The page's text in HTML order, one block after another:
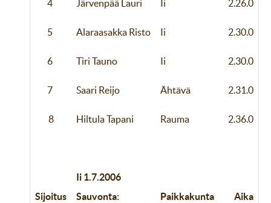
4 Järvenpää Lauri Ii 2.26.0
5 Alaraasakka Risto Ii 2.30.0
6 Tiri Tauno Ii 2.30.0
7 Saari Reijo Ähtävä 2.31.0
8 Hiltula Tapani Rauma 2.36.0
Sijoitus
Ii 1.7.2006
Sauvonta:
Paikkakunta Aika